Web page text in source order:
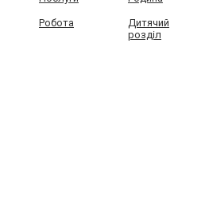
Робота
Дитячий
розділ